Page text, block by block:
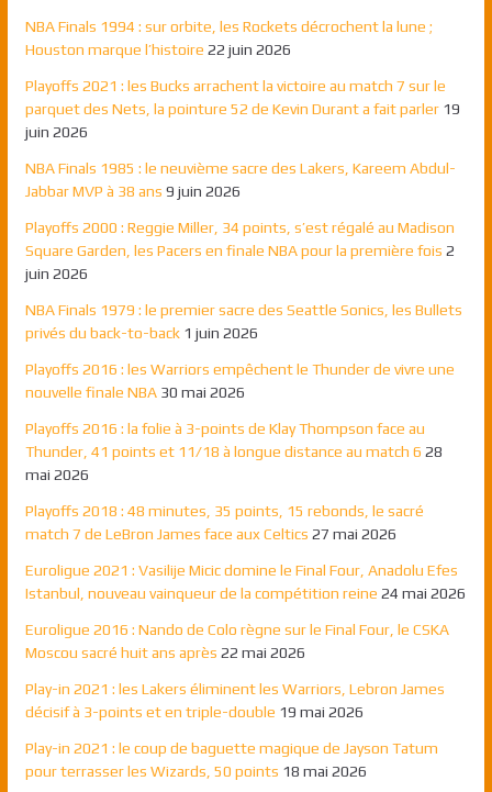
NBA Finals 1994 : sur orbite, les Rockets décrochent la lune ;
Houston marque l’histoire 22 juin 2026
Playoffs 2021 : les Bucks arrachent la victoire au match 7 sur le
parquet des Nets, la pointure 52 de Kevin Durant a fait parler 19
juin 2026
NBA Finals 1985 : le neuvième sacre des Lakers, Kareem Abdul-
Jabbar MVP à 38 ans 9 juin 2026
Playoffs 2000 : Reggie Miller, 34 points, s’est régalé au Madison
Square Garden, les Pacers en finale NBA pour la première fois 2
juin 2026
NBA Finals 1979 : le premier sacre des Seattle Sonics, les Bullets
privés du back-to-back 1 juin 2026
Playoffs 2016 : les Warriors empêchent le Thunder de vivre une
nouvelle finale NBA 30 mai 2026
Playoffs 2016 : la folie à 3-points de Klay Thompson face au
Thunder, 41 points et 11/18 à longue distance au match 6 28
mai 2026
Playoffs 2018 : 48 minutes, 35 points, 15 rebonds, le sacré
match 7 de LeBron James face aux Celtics 27 mai 2026
Euroligue 2021 : Vasilije Micic domine le Final Four, Anadolu Efes
Istanbul, nouveau vainqueur de la compétition reine 24 mai 2026
Euroligue 2016 : Nando de Colo règne sur le Final Four, le CSKA
Moscou sacré huit ans après 22 mai 2026
Play-in 2021 : les Lakers éliminent les Warriors, Lebron James
décisif à 3-points et en triple-double 19 mai 2026
Play-in 2021 : le coup de baguette magique de Jayson Tatum
pour terrasser les Wizards, 50 points 18 mai 2026